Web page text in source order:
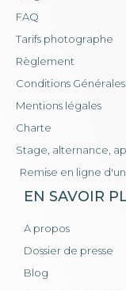
FAQ
Tarifs photographe
Règlement
Conditions Générales
Mentions légales
Charte
Stage, alternance,
Remise en ligne
EN SAVOIR
A propos
Dossier de presse
Blog